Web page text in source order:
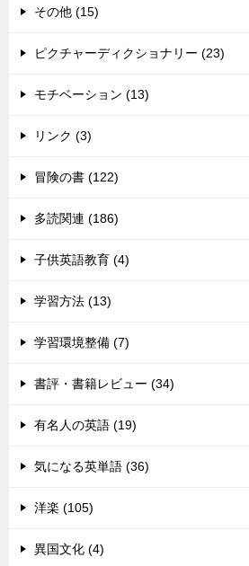
その他 (15)
ピクチャーディクショナリー (23)
モチベーション (13)
リンク (3)
冒険の書 (122)
多読関連 (186)
子供英語教育 (4)
学習方法 (13)
学習環境整備 (7)
書評・書籍レビュー (34)
有名人の英語 (19)
気になる英単語 (36)
洋楽 (105)
異国文化 (4)